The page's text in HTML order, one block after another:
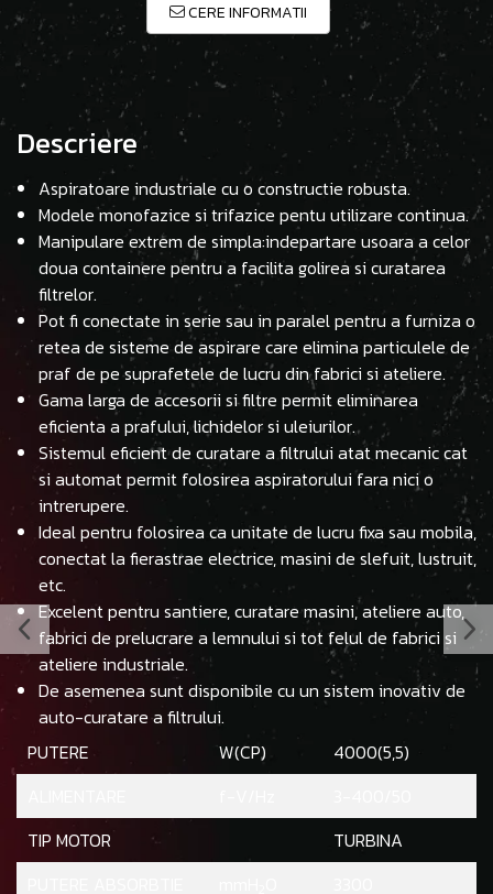
CERE INFORMATII
Descriere
Aspiratoare industriale cu o constructie robusta.
Modele monofazice si trifazice pentu utilizare continua.
Manipulare extrem de simpla:indepartare usoara a celor
doua containere pentru a facilita golirea si curatarea
filtrelor.
Pot fi conectate in serie sau in paralel pentru a furniza o
retea de sisteme de aspirare care elimina particulele de
praf de pe suprafetele de lucru din fabrici si ateliere.
Gama larga de accesorii si filtre permit eliminarea
eficienta a prafului, lichidelor si uleiurilor.
Sistemul eficient de curatare a filtrului atat mecanic cat
si automat permit folosirea aspiratorului fara nici o
intrerupere.
Ideal pentru folosirea ca unitate de lucru fixa sau mobila,
conectat la fierastrae electrice, masini de slefuit, lustruit,
etc.
Excelent pentru santiere, curatare masini, ateliere auto,
fabrici de prelucrare a lemnului si tot felul de fabrici si
ateliere industriale.
De asemenea sunt disponibile cu un sistem inovativ de
auto-curatare a filtrului.
PUTERE
W(CP)
4000(5,5)
TIP MOTOR
TURBINA